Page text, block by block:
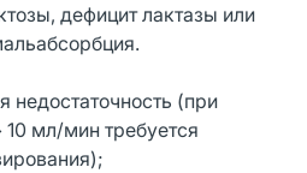
дефицит лактазы или
недостаточность (при
10 мл/мин требуется